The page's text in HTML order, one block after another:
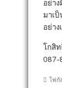
อย่า
มาเ
อย่า
โกสิ
087-
โฟกั